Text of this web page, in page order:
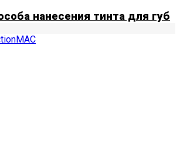
нанесения тинта для губ
MAC